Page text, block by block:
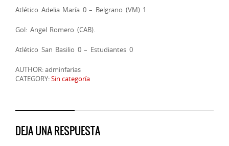
Atlético Adelia María 0 – Belgrano (VM) 1
Gol: Angel Romero (CAB).
Atlético San Basilio 0 – Estudiantes 0
AUTHOR: adminfarias
CATEGORY:Sin categoría
DEJA UNA RESPUESTA